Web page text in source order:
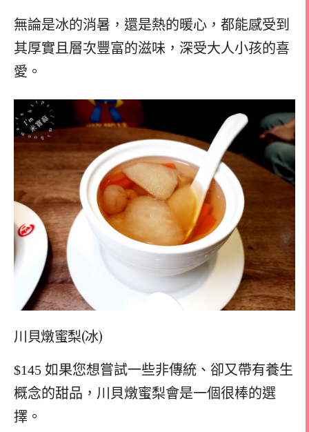
無論是冰的消暑，還是熱的暖心，都能感受到
其厚實且層次豐富的滋味，深受大人小孩的喜
愛。
川貝燉蜜梨(冰)
$145 如果您想嘗試一些非傳統、卻又帶有養生
概念的甜品，川貝燉蜜梨會是一個很棒的選
擇。